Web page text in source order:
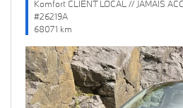
#26219A
68071 km